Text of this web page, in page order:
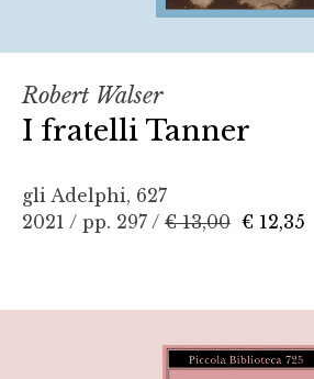
Robert Walser
I fratelli Tanner
gli Adelphi, 627
2021 / pp. 297 / € 13,00 € 12,35